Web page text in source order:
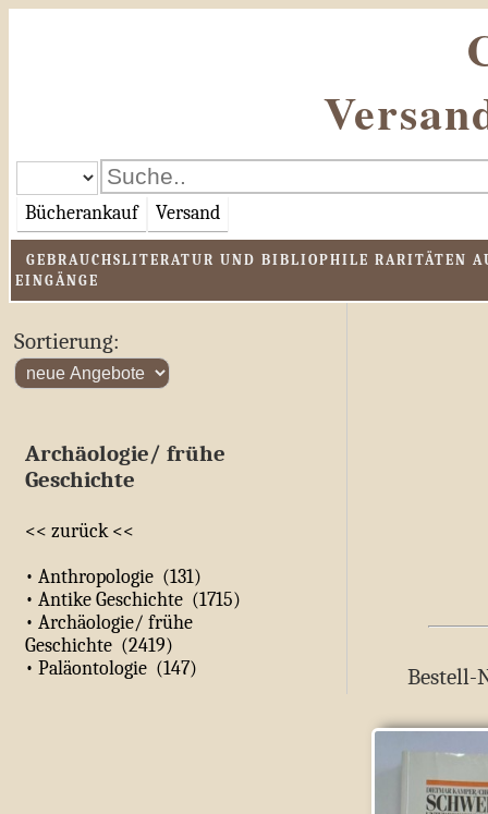
Bücherankauf Versand
GEBRAUCHSLITERATUR UND BIBLIOPHILE RARITÄTEN
EINGÄNGE
Sortierung:
Archäologie/ frühe
Geschichte
<< zurück <<
• Anthropologie (131)
• Antike Geschichte (1715)
• Archäologie/ frühe
Geschichte (2419)
• Paläontologie (147)
Bestell-